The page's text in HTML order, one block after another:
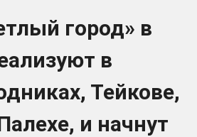
город» в
в
Тейкове,
и начнут